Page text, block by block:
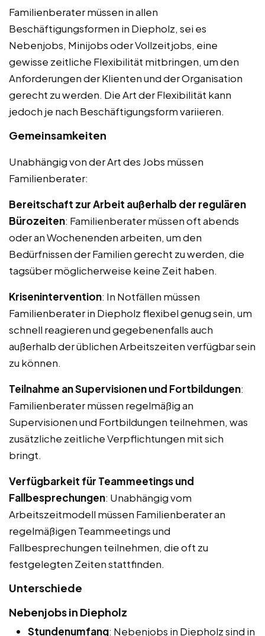
Familienberater müssen in allen
Beschäftigungsformen in Diepholz, sei es
Nebenjobs, Minijobs oder Vollzeitjobs, eine
gewisse zeitliche Flexibilität mitbringen, um den
Anforderungen der Klienten und der Organisation
gerecht zu werden. Die Art der Flexibilität kann
jedoch je nach Beschäftigungsform variieren.
Gemeinsamkeiten
Unabhängig von der Art des Jobs müssen
Familienberater:
Bereitschaft zur Arbeit außerhalb der regulären
Bürozeiten: Familienberater müssen oft abends
oder an Wochenenden arbeiten, um den
Bedürfnissen der Familien gerecht zu werden, die
tagsüber möglicherweise keine Zeit haben.
Krisenintervention: In Notfällen müssen
Familienberater in Diepholz flexibel genug sein, um
schnell reagieren und gegebenenfalls auch
außerhalb der üblichen Arbeitszeiten verfügbar sein
zu können.
Teilnahme an Supervisionen und Fortbildungen:
Familienberater müssen regelmäßig an
Supervisionen und Fortbildungen teilnehmen, was
zusätzliche zeitliche Verpflichtungen mit sich
bringt.
Verfügbarkeit für Teammeetings und
Fallbesprechungen: Unabhängig vom
Arbeitszeitmodell müssen Familienberater an
regelmäßigen Teammeetings und
Fallbesprechungen teilnehmen, die oft zu
festgelegten Zeiten stattfinden.
Unterschiede
Nebenjobs in Diepholz
Stundenumfang: Nebenjobs in Diepholz sind in